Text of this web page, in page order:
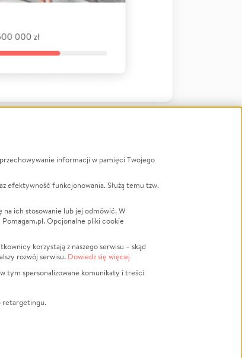
LGBTQ+
Powódź
Wichura
Religia
Edukacja
informacji w pamięci Twojego
efektywność funkcjonowania. Służą temu tzw.
ich stosowanie lub jej odmówić. W
Opcjonalne pliki cookie
korzystają z naszego serwisu – skąd
rozwój serwisu. Dowiedz się więcej
tym spersonalizowane komunikaty i treści
retargetingu.